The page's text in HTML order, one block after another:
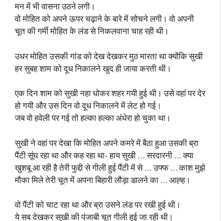
मन में भी वासना उठने लगी।
वो मोहित को अपने ऊपर चढ़ाने के बारे में सोचने लगी। वो अपनी
चूत की गर्मी मोहित के लंड से निकलवाना चाह रही थी।
उधर मोहित उसकी गांड को देख देखकर मुठ मारता था क्योंकि सुखी
हर सुबह शाम को दूध निकालने खुद ही जाया करती थी।
एक दिन शाम को सुखी नहा धोकर शहर गयी हुई थी। उसे वहां पर देर
हो गयी और उस दिन वो दूध निकालने में लेट हो गई।
जब वो हवेली पर गई तो हल्का हल्का अंधेरा हो चुका था।
सुखी ने वहां पर देखा कि मोहित अपने कमरे में बैठा हुआ उसकी ब्रा
पैंटी सूंघ रहा था और कह रहा था- हाय सुखी … सरदारनी … क्या
खुशबू आ रही है तेरी फुद्दी से गीली हुई पैंटी में से … उफ्फ … काश मुझे
मौका मिले तेरी चूत में अपना बिहारी लौड़ा डालने का … आह्ह।
वो पैंटी को चाट रहा था और ब्रा उसने लंड पर रखी हुई थी।
ये सब देखकर सुखी की पंजाबी चूत गीली हुई जा रही थी।